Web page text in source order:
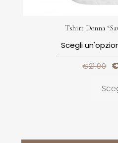
Tshirt Donna
€21.90